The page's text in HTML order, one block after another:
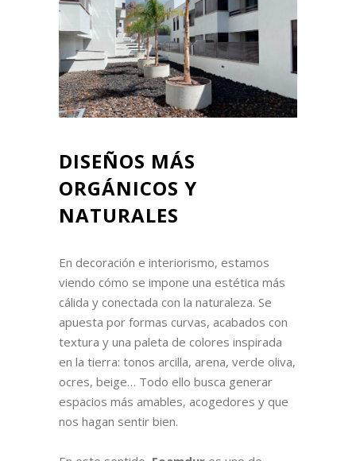
DISEÑOS MÁS
ORGÁNICOS Y
NATURALES
En decoración e interiorismo, estamos
viendo cómo se impone una estética más
cálida y conectada con la naturaleza. Se
apuesta por formas curvas, acabados con
textura y una paleta de colores inspirada
en la tierra: tonos arcilla, arena, verde oliva,
ocres, beige… Todo ello busca generar
espacios más amables, acogedores y que
nos hagan sentir bien.